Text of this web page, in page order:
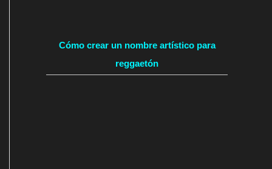
Cómo crear un nombre artístico para
reggaetón